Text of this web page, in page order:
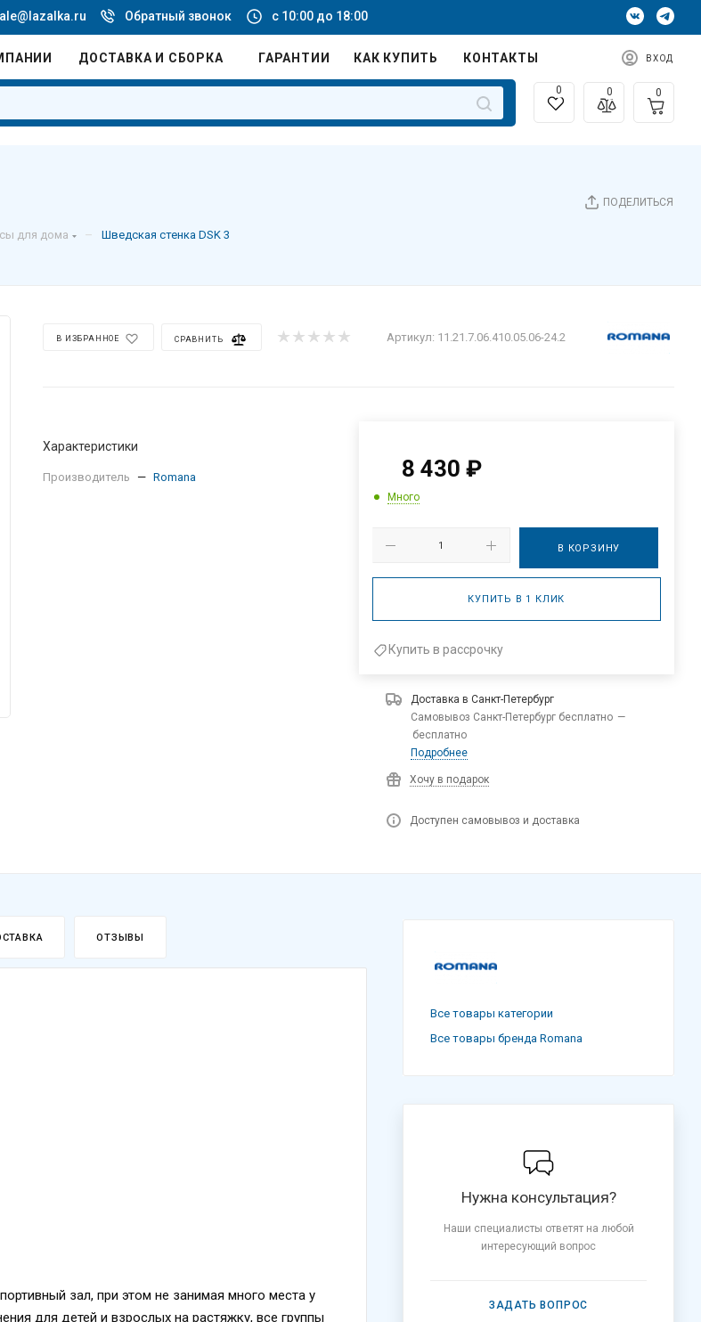
Обратный звонок с 10:00 до 18:00
ДОСТАВКА И СБОРКА ГАРАНТИИ КАК КУПИТЬ КОНТАКТЫ ВХОД
0 0 0
ПОДЕЛИТЬСЯ
для дома – Шведская стенка DSK 3
В ИЗБРАННОЕ СРАВНИТЬ Артикул: 11.21.7.06.410.05.06-24.2
Характеристики
Производитель — Romana 8 430 ₽
Много
В КОРЗИНУ
КУПИТЬ В 1 КЛИК
Купить в рассрочку
Доставка в Санкт-Петербург
Самовывоз Санкт-Петербург бесплатно —
бесплатно
Подробнее
Хочу в подарок
Доступен самовывоз и доставка
ОТЗЫВЫ
зал, при этом не занимая много места у
для детей и взрослых на растяжку, все группы
Все товары категории
Все товары бренда Romana
Нужна консультация?
Наши специалисты ответят на любой
интересующий вопрос
ЗАДАТЬ ВОПРОС